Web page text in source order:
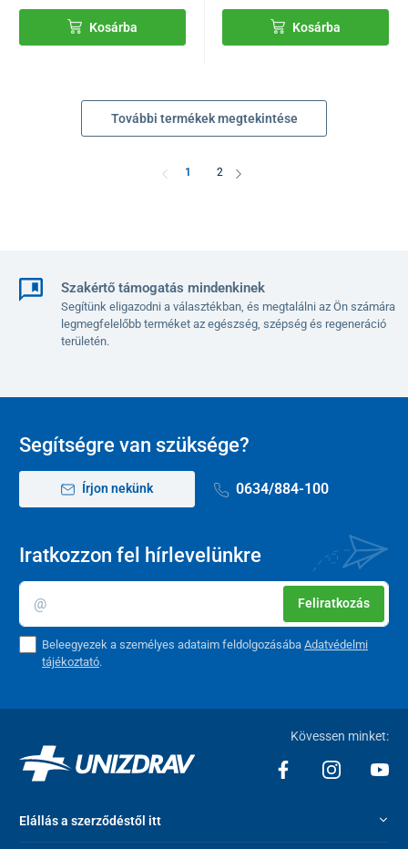
Kosárba Kosárba
További termékek megtekintése
1 2
Szakértő támogatás mindenkinek
Segítünk eligazodni a választékban, és megtalálni az Ön számára
legmegfelelőbb terméket az egészség, szépség és regeneráció
területén.
Segítségre van szüksége?
Írjon nekünk 0634/884-100
Iratkozzon fel hírlevelünkre
Feliratkozás
Beleegyezek a személyes adataim feldolgozásábaAdatvédelmi
tájékoztató.
Kövessen minket:
Elállás a szerződéstől itt